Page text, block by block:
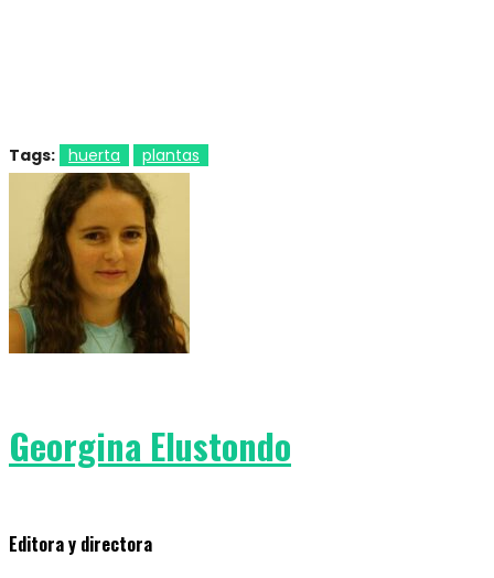
Tags: huerta plantas
Georgina Elustondo
Editora y directora